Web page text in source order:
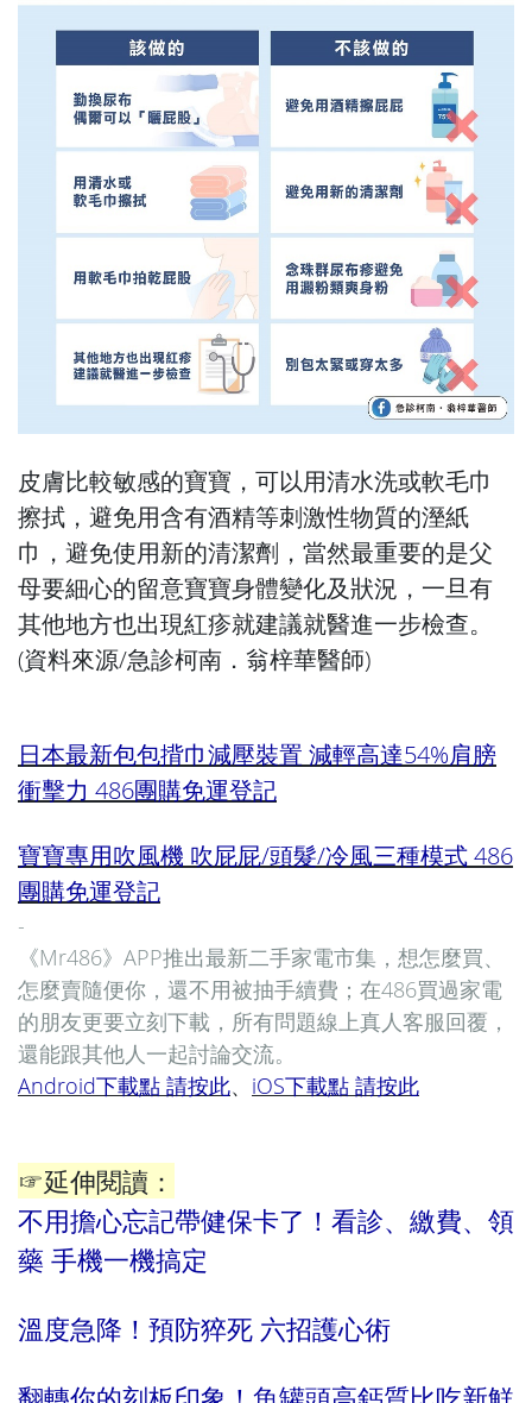
皮膚比較敏感的寶寶，可以用清水洗或軟毛巾
擦拭，避免用含有酒精等刺激性物質的溼紙
巾，避免使用新的清潔劑，當然最重要的是父
母要細心的留意寶寶身體變化及狀況，一旦有
其他地方也出現紅疹就建議就醫進一步檢查。
(資料來源/急診柯南．翁梓華醫師)
日本最新包包揹巾減壓裝置 減輕高達54%肩膀
衝擊力 486團購免運登記
寶寶專用吹風機 吹屁屁/頭髮/冷風三種模式 486
團購免運登記
-
《Mr486》APP推出最新二手家電市集，想怎麼買、
怎麼賣隨便你，還不用被抽手續費；在486買過家電
的朋友更要立刻下載，所有問題線上真人客服回覆，
還能跟其他人一起討論交流。
Android下載點 請按此、 iOS下載點 請按此
☞延伸閱讀：
不用擔心忘記帶健保卡了！看診、繳費、領
藥 手機一機搞定
溫度急降！預防猝死 六招護心術